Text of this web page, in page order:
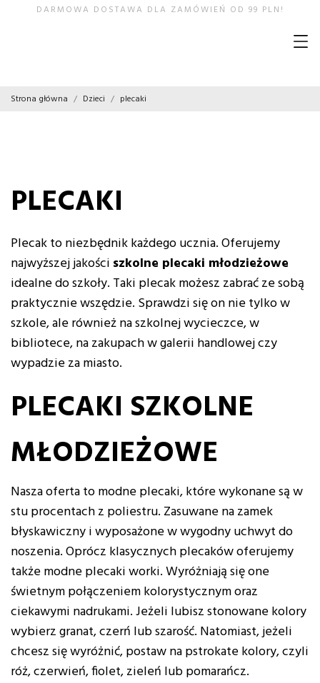
DARMOWA DOSTAWA DLA ZAMÓWIEŃ OD 99 PLN!
Strona główna Dzieci plecaki
PLECAKI
Plecak to niezbędnik każdego ucznia. Oferujemy
najwyższej jakości szkolne plecaki młodzieżowe
idealne do szkoły. Taki plecak możesz zabrać ze sobą
praktycznie wszędzie. Sprawdzi się on nie tylko w
szkole, ale również na szkolnej wycieczce, w
bibliotece, na zakupach w galerii handlowej czy
wypadzie za miasto.
PLECAKI SZKOLNE
MŁODZIEŻOWE
Nasza oferta to modne plecaki, które wykonane są w
stu procentach z poliestru. Zasuwane na zamek
błyskawiczny i wyposażone w wygodny uchwyt do
noszenia. Oprócz klasycznych plecaków oferujemy
także modne plecaki worki. Wyróżniają się one
świetnym połączeniem kolorystycznym oraz
ciekawymi nadrukami. Jeżeli lubisz stonowane kolory
wybierz granat, czerń lub szarość. Natomiast, jeżeli
chcesz się wyróżnić, postaw na pstrokate kolory, czyli
róż, czerwień, fiolet, zieleń lub pomarańcz.